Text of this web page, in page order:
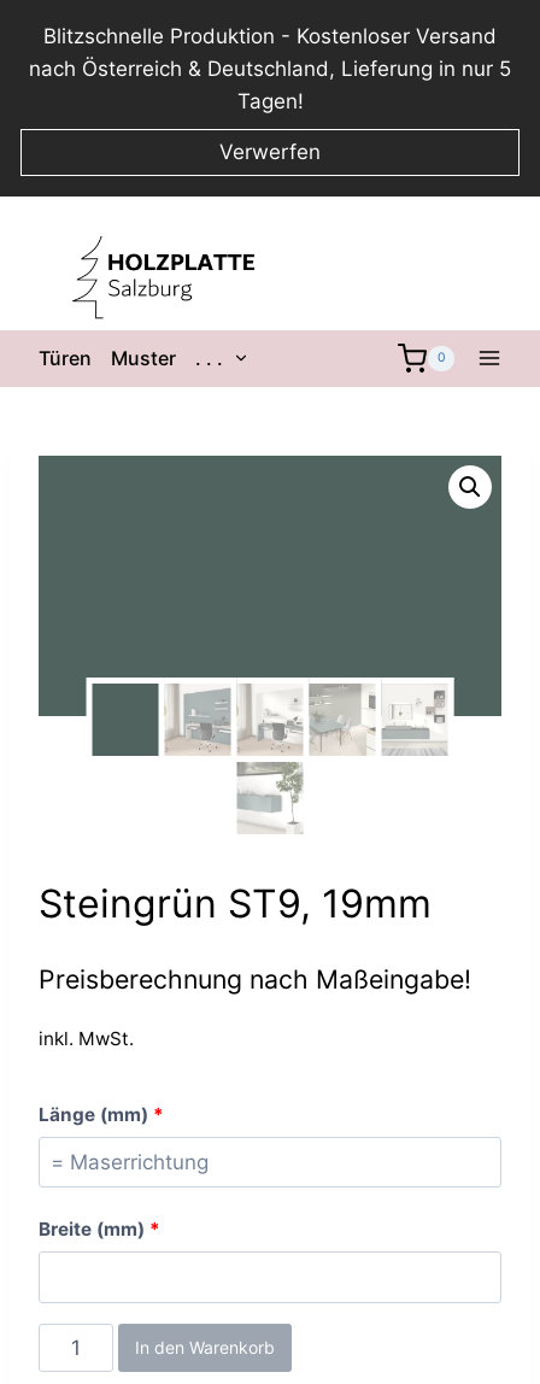
Blitzschnelle Produktion - Kostenloser Versand
nach Österreich & Deutschland, Lieferung in nur 5
Tagen!
Verwerfen
springen
Türen Muster . . . 0
Steingrün ST9, 19mm
Preisberechnung nach Maßeingabe!
inkl. MwSt.
Länge (mm) *
Breite (mm) *
Steingrün
ST9,
In den Warenkorb